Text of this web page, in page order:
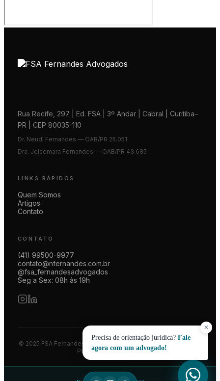
✕
Precisa de orientação jurídica? Fale
agora com um advogado!
Rua Recife, 297 | Ed. FSA | 3º Andar | Cabral | Curitiba–
PR | CEP 80035-110
Dr. Neudi Fernandes — OAB/PR 25.051
Dra. Jeisemara Fernandes — OAB/PR 43.685
LINKS RÁPIDOS
Quem Somos
Artigos
Contato
CONTATO
(41) 99500-9977
contato@nfernandes.com.br
@fsa_fernandesadvogados
Seg a Sex: 08h às 19h
© 2025 FSA Fernandes Advogados | CNPJ 08.014.774/0001-83
Política de Privacidade